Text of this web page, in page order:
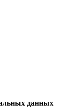
данных